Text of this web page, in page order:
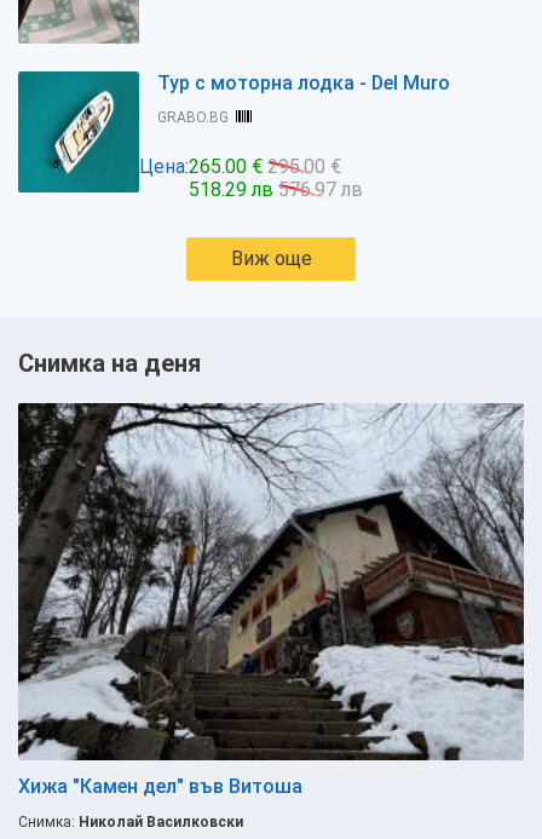
Тур с моторна лодка - Del Muro
GRABO.BG
Цена:265.00 € 295.00 €
518.29 лв 576.97 лв
Виж още
Снимка на деня
Хижа "Камен дел" във Витоша
Снимка: Николай Василковски